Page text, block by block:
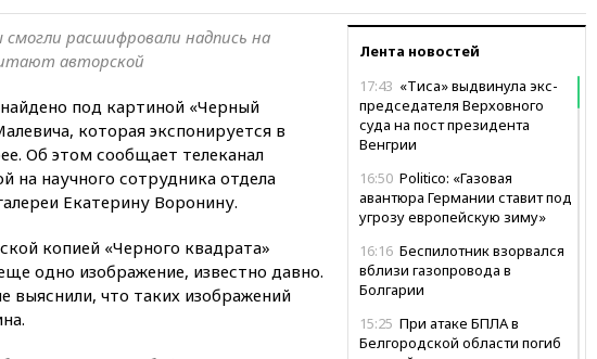
Лента новостей
17:43 «Тиса» выдвинула экс-
председателя Верховного
суда на пост президента
Венгрии
16:50 Politico: «Газовая
авантюра Германии ставит под
угрозу европейскую зиму»
16:16 Беспилотник взорвался
вблизи газопровода в
Болгарии
15:25 При атаке БПЛА в
Белгородской области погиб
расшифровали надпись на
авторской
под картиной «Черный
которая экспонируется в
Об этом сообщает телеканал
на научного сотрудника отдела
Екатерину Воронину.
копией «Черного квадрата»
одно изображение, известно давно.
выяснили, что таких изображений